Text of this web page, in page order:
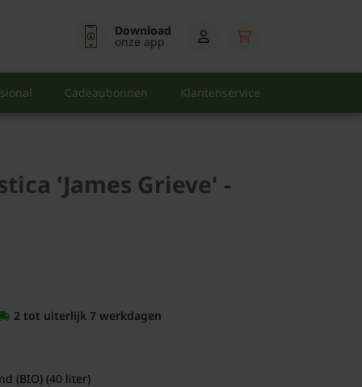
Download
onze app
Cadeaubonnen Klantenservice
'James Grieve' -
2 tot uiterlijk 7 werkdagen
(BIO) (40 liter)